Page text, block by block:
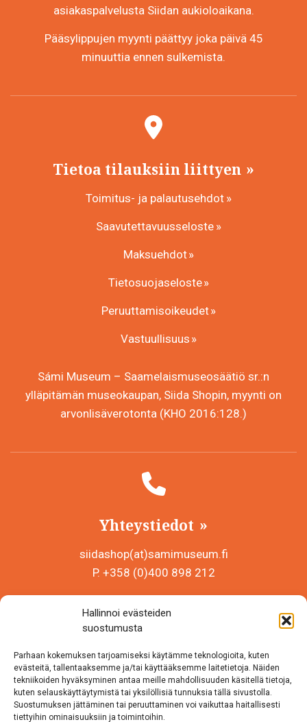
Hallinnoi evästeiden
suostumusta
Parhaan kokemuksen tarjoamiseksi käytämme teknologioita, kuten
evästeitä, tallentaaksemme ja/tai käyttääksemme laitetietoja. Näiden
tekniikoiden hyväksyminen antaa meille mahdollisuuden käsitellä tietoja,
kuten selauskäyttäytymistä tai yksilöllisiä tunnuksia tällä sivustolla.
Suostumuksen jättäminen tai peruuttaminen voi vaikuttaa haitallisesti
tiettyihin ominaisuuksiin ja toimintoihin.
asiakaspalvelusta Siidan aukioloaikana.
Pääsylippujen myynti päättyy joka päivä 45
minuuttia ennen sulkemista.
Tietoa tilauksiin liittyen
Toimitus- ja palautusehdot
Saavutettavuusseloste
Maksuehdot
Tietosuojaseloste
Peruuttamisoikeudet
Vastuullisuus
Sámi Museum – Saamelaismuseosäätiö sr.:n
ylläpitämän museokaupan, Siida Shopin, myynti on
arvonlisäverotonta (KHO 2016:128.)
Yhteystiedot
siidashop(at)samimuseum.fi
P. +358 (0)400 898 212
Y-tunnus 0625907-2
Inarintie 46
99870 Inari
Löydät meidät myös somesta!